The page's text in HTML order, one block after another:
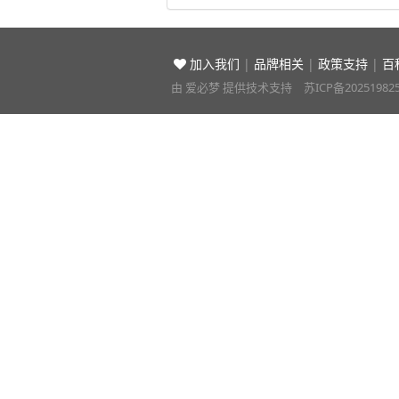
加入我们 | 品牌相关 | 政策支持 | 百
由 爱必梦 提供技术支持 苏ICP备